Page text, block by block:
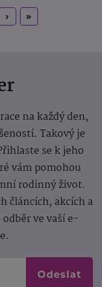
› »
na každý den,
Takový je
se k jeho
vám pomohou
rodinný život.
článcích, akcích a
ve vaší e-
Odeslat